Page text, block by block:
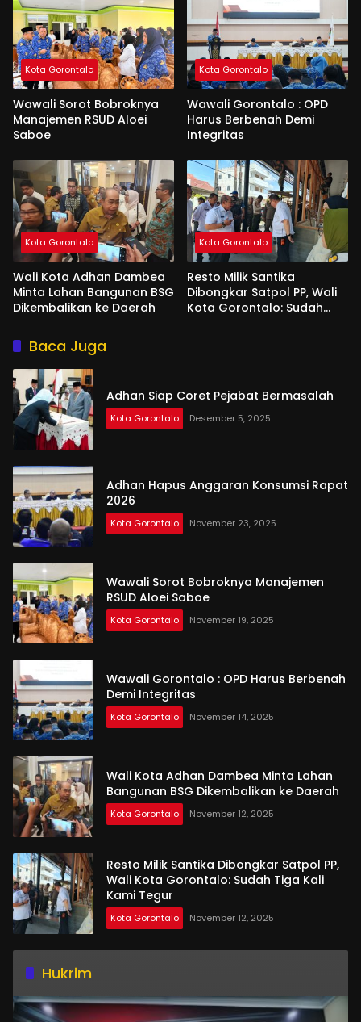
Kota Gorontalo
Wawali Sorot Bobroknya
Manajemen RSUD Aloei
Saboe
Kota Gorontalo
Wawali Gorontalo : OPD
Harus Berbenah Demi
Integritas
Kota Gorontalo
Wali Kota Adhan Dambea
Minta Lahan Bangunan BSG
Dikembalikan ke Daerah
Kota Gorontalo
Resto Milik Santika
Dibongkar Satpol PP, Wali
Kota Gorontalo: Sudah
Baca Juga
Adhan Siap Coret Pejabat Bermasalah
Kota Gorontalo Desember 5, 2025
Adhan Hapus Anggaran Konsumsi Rapat
2026
Kota Gorontalo November 23, 2025
Wawali Sorot Bobroknya Manajemen
RSUD Aloei Saboe
Kota Gorontalo November 19, 2025
Wawali Gorontalo : OPD Harus Berbenah
Demi Integritas
Kota Gorontalo November 14, 2025
Wali Kota Adhan Dambea Minta Lahan
Bangunan BSG Dikembalikan ke Daerah
Kota Gorontalo November 12, 2025
Resto Milik Santika Dibongkar Satpol PP,
Wali Kota Gorontalo: Sudah Tiga Kali
Kami Tegur
Kota Gorontalo November 12, 2025
Hukrim